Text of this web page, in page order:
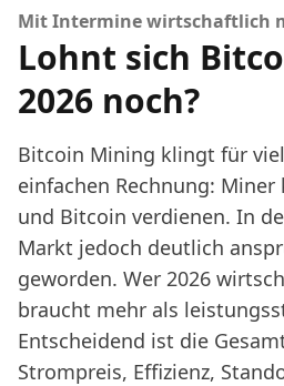
Mit Intermine wirtschaftlich
Lohnt sich
2026 noch?
Bitcoin Mining klingt für
einfachen Rechnung:
und Bitcoin verdienen. In
Markt jedoch deutlich
geworden. Wer 2026
braucht mehr als
Entscheidend ist die
Strompreis, Effizienz,